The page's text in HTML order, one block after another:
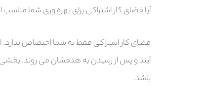
آیا فضای کار اشتراکی برای بهره وری شما
فضای کار اشتراکی فقط به شما اختصاص ندارد.
آیند و پس از رسیدن به هدفشان می روند. بخشی
باشد.